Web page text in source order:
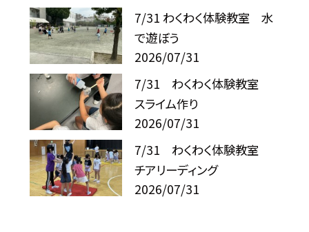
7/31 わくわく体験教室 水
で遊ぼう
2026/07/31
7/31 わくわく体験教室
スライム作り
2026/07/31
7/31 わくわく体験教室
チアリーディング
2026/07/31